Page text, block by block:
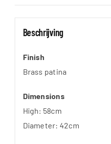
Beschrijving
Finish
Brass patina
Dimensions
High: 58cm
Diameter: 42cm